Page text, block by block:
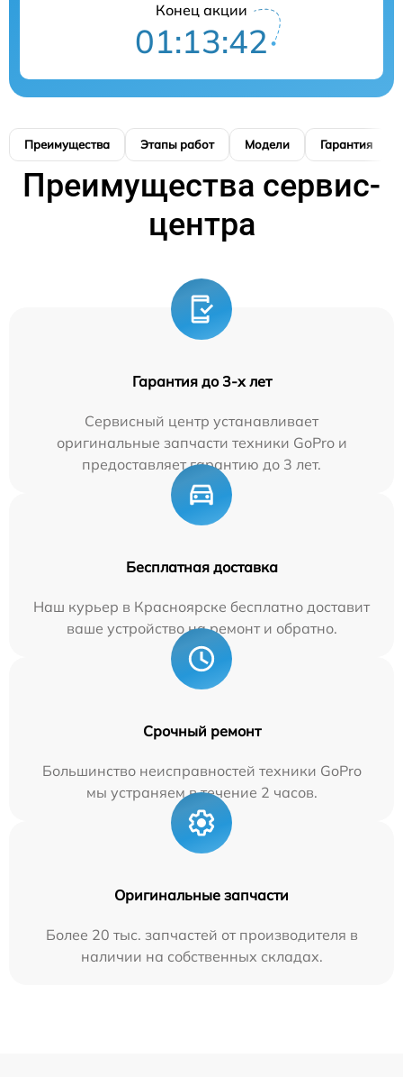
Конец акции
01:13:41
Преимущества Этапы работ Модели Гарантия
Преимущества сервис-
центра
Гарантия до 3-х лет
Сервисный центр устанавливает
оригинальные запчасти техники GoPro и
предоставляет гарантию до 3 лет.
Бесплатная доставка
Наш курьер в Красноярске бесплатно доставит
ваше устройство на ремонт и обратно.
Срочный ремонт
Большинство неисправностей техники GoPro
мы устраняем в течение 2 часов.
Оригинальные запчасти
Более 20 тыс. запчастей от производителя в
наличии на собственных складах.